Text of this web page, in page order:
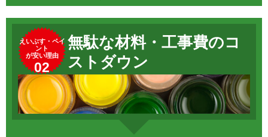
えいぶす・ペイ
ント
が安い理由
02
無駄な材料・工事費のコ
ストダウン